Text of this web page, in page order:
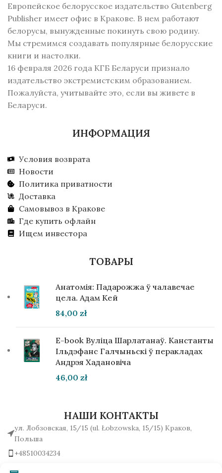
Европейское белорусское издательство Gutenberg
Publisher имеет офис в Кракове. В нем работают
белорусы, вынужденные покинуть свою родину.
Мы стремимся создавать популярные белорусские
книги и настолки.
16 февраля 2026 года КГБ Беларуси признало
издательство экстремистским образованием.
Пожалуйста, учитывайте это, если вы живете в
Беларуси.
ИНФОРМАЦИЯ
Условия возврата
Новости
Политика приватности
Доставка
Самовывоз в Кракове
Где купить офлайн
Ищем инвестора
ТОВАРЫ
Анатомія: Падарожжа ў чалавечае
цела. Адам Кей
84,00 zł
E-book Вуліца Шарлатанаў. Канстанты
Ільдэфанс Галчыньскі ў перакладах
Андрэя Хадановіча
46,00 zł
НАШИ КОНТАКТЫ
ул. Лобзовская, 15/15 (ul. Łobzowska, 15/15) Краков,
Польша
+48510034234